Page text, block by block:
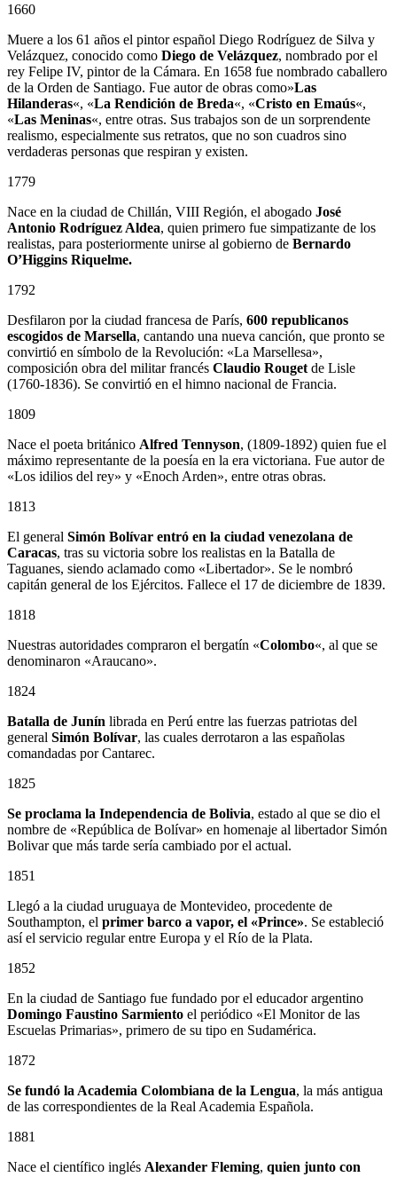
1660
Muere a los 61 años el pintor español Diego Rodríguez de Silva y
Velázquez, conocido como Diego de Velázquez, nombrado por el
rey Felipe IV, pintor de la Cámara. En 1658 fue nombrado caballero
de la Orden de Santiago. Fue autor de obras como»Las
Hilanderas«, «La Rendición de Breda«, «Cristo en Emaús«,
«Las Meninas«, entre otras. Sus trabajos son de un sorprendente
realismo, especialmente sus retratos, que no son cuadros sino
verdaderas personas que respiran y existen.
1779
Nace en la ciudad de Chillán, VIII Región, el abogado José
Antonio Rodríguez Aldea, quien primero fue simpatizante de los
realistas, para posteriormente unirse al gobierno de Bernardo
O’Higgins Riquelme.
1792
Desfilaron por la ciudad francesa de París, 600 republicanos
escogidos de Marsella, cantando una nueva canción, que pronto se
convirtió en símbolo de la Revolución: «La Marsellesa»,
composición obra del militar francés Claudio Rouget de Lisle
(1760-1836). Se convirtió en el himno nacional de Francia.
1809
Nace el poeta británico Alfred Tennyson, (1809-1892) quien fue el
máximo representante de la poesía en la era victoriana. Fue autor de
«Los idilios del rey» y «Enoch Arden», entre otras obras.
1813
El general Simón Bolívar entró en la ciudad venezolana de
Caracas, tras su victoria sobre los realistas en la Batalla de
Taguanes, siendo aclamado como «Libertador». Se le nombró
capitán general de los Ejércitos. Fallece el 17 de diciembre de 1839.
1818
Nuestras autoridades compraron el bergatín «Colombo«, al que se
denominaron «Araucano».
1824
Batalla de Junín librada en Perú entre las fuerzas patriotas del
general Simón Bolívar, las cuales derrotaron a las españolas
comandadas por Cantarec.
1825
Se proclama la Independencia de Bolivia, estado al que se dio el
nombre de «República de Bolívar» en homenaje al libertador Simón
Bolivar que más tarde sería cambiado por el actual.
1851
Llegó a la ciudad uruguaya de Montevideo, procedente de
Southampton, el primer barco a vapor, el «Prince». Se estableció
así el servicio regular entre Europa y el Río de la Plata.
1852
En la ciudad de Santiago fue fundado por el educador argentino
Domingo Faustino Sarmiento el periódico «El Monitor de las
Escuelas Primarias», primero de su tipo en Sudamérica.
1872
Se fundó la Academia Colombiana de la Lengua, la más antigua
de las correspondientes de la Real Academia Española.
1881
Nace el científico inglés Alexander Fleming, quien junto con